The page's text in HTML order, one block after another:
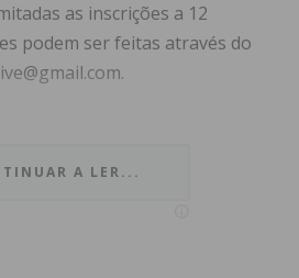
as inscrições a 12
podem ser feitas através do
A LER...